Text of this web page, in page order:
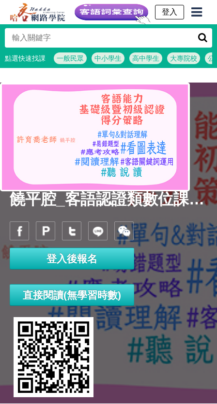
客語詞彙查詢
點選快速找課 一般民眾 中小學生 高中學生 大專院校 公
饒平腔_客語認證類數位課程-客語能力基礎級暨初級認證得分策略
登入後報名
直接閱讀(無學習時數)